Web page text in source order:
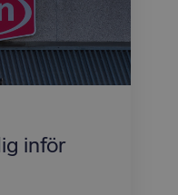
inför